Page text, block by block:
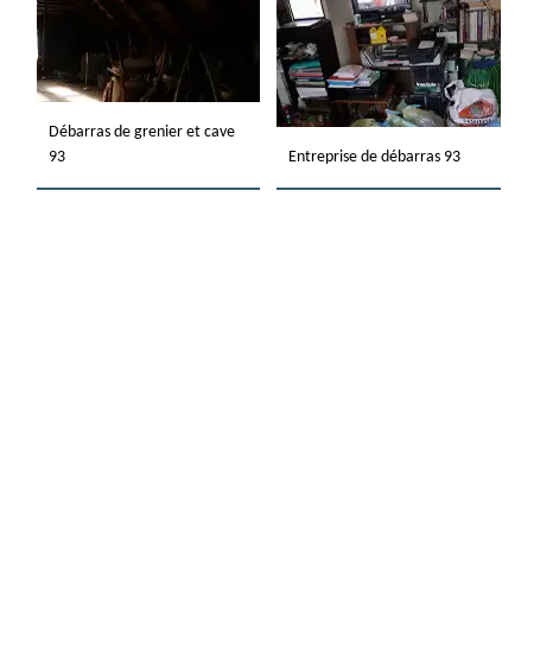
Débarras de grenier et cave
93
Entreprise de débarras 93